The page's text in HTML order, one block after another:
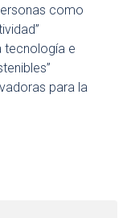
como
tecnología e
para la